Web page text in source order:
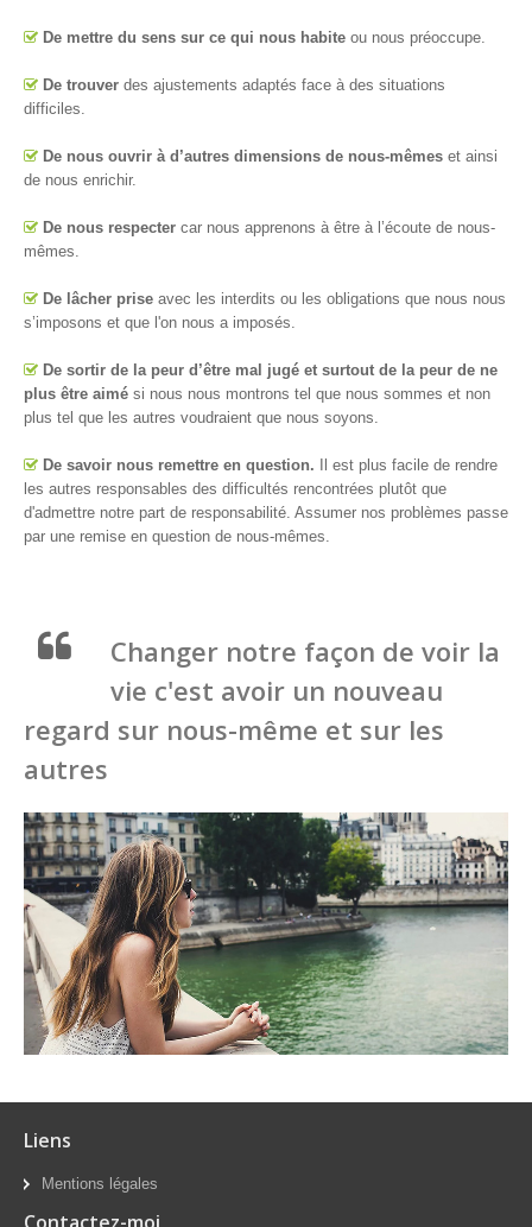
De mettre du sens sur ce qui nous habite ou nous préoccupe.
De trouver des ajustements adaptés face à des situations
difficiles.
De nous ouvrir à d’autres dimensions de nous-mêmes et ainsi
de nous enrichir.
De nous respecter car nous apprenons à être à l’écoute de nous-
mêmes.
De lâcher prise avec les interdits ou les obligations que nous nous
s’imposons et que l'on nous a imposés.
De sortir de la peur d’être mal jugé et surtout de la peur de ne
plus être aimé si nous nous montrons tel que nous sommes et non
plus tel que les autres voudraient que nous soyons.
De savoir nous remettre en question.
Il est plus facile de rendre
les autres responsables des difficultés rencontrées plutôt que
d'admettre notre part de responsabilité. Assumer nos problèmes passe
par une remise en question de nous-mêmes.
Changer notre façon de voir la
vie c'est avoir un nouveau
regard sur nous-même et sur les
autres
Liens
Mentions légales